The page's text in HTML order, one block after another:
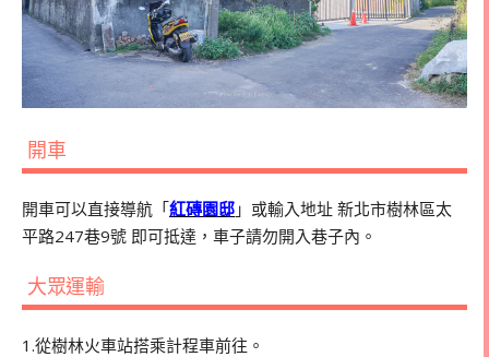
開車
開車可以直接導航「紅磚園邸 」或輸入地址 新北市樹林區太
平路247巷9號 即可抵達，車子請勿開入巷子內。
大眾運輸
1.從樹林火車站搭乘計程車前往。